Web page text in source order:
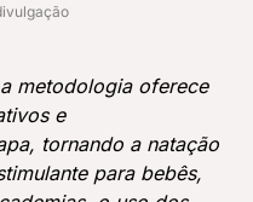
metodologia oferece
e
tornando a natação
para bebês,